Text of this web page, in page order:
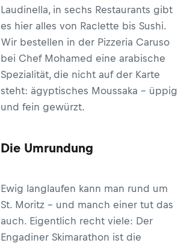
Laudinella, in sechs Restaurants gibt
es hier alles von Raclette bis Sushi.
Wir bestellen in der Pizzeria Caruso
bei Chef Mohamed eine arabische
Spezialität, die nicht auf der Karte
steht: ägyptisches Moussaka – üppig
und fein gewürzt.
Die Umrundung
Ewig langlaufen kann man rund um
St. Moritz – und manch einer tut das
auch. Eigentlich recht viele: Der
Engadiner Skimarathon ist die